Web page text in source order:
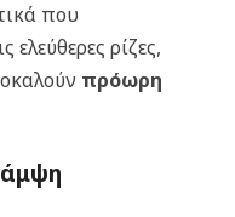
που
ρίζες,
πρόωρη